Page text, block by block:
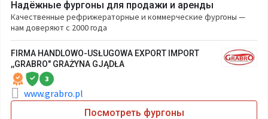
Надёжные фургоны для продажи и аренды
Качественные рефрижераторные и коммерческие фургоны —
нам доверяют с 2000 года
FIRMA HANDLOWO-USŁUGOWA EXPORT IMPORT
,,GRABRO" GRAŻYNA GJĄDŁA
3
www.grabro.pl
Посмотреть фургоны